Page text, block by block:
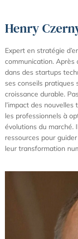
Henry
Expert en stratégie
communication. Après
dans des startups
ses conseils pratiques
croissance durable.
l’impact des
les professionnels à
évolutions du marché.
ressources pour
leur transformation